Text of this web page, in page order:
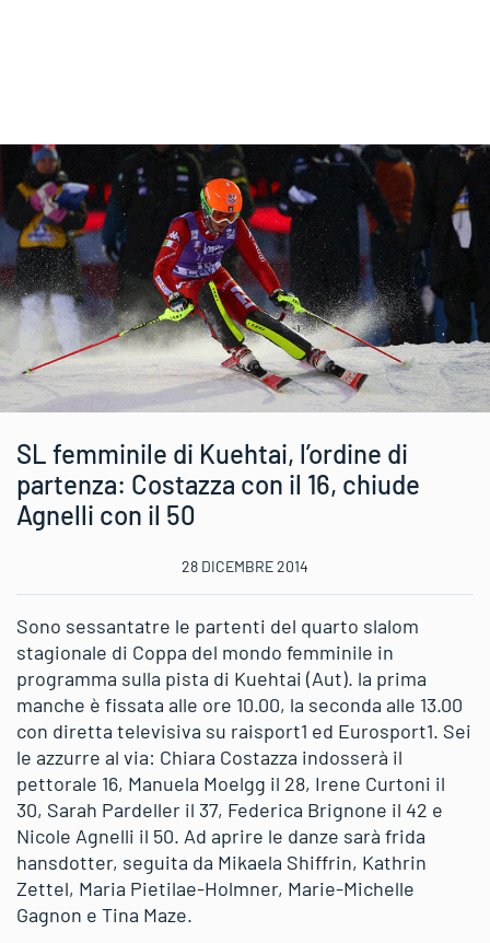
SL femminile di Kuehtai, l’ordine di
partenza: Costazza con il 16, chiude
Agnelli con il 50
28 DICEMBRE 2014
Sono sessantatre le partenti del quarto slalom
stagionale di Coppa del mondo femminile in
programma sulla pista di Kuehtai (Aut). la prima
manche è fissata alle ore 10.00, la seconda alle 13.00
con diretta televisiva su raisport1 ed Eurosport1. Sei
le azzurre al via: Chiara Costazza indosserà il
pettorale 16, Manuela Moelgg il 28, Irene Curtoni il
30, Sarah Pardeller il 37, Federica Brignone il 42 e
Nicole Agnelli il 50. Ad aprire le danze sarà frida
hansdotter, seguita da Mikaela Shiffrin, Kathrin
Zettel, Maria Pietilae-Holmner, Marie-Michelle
Gagnon e Tina Maze.